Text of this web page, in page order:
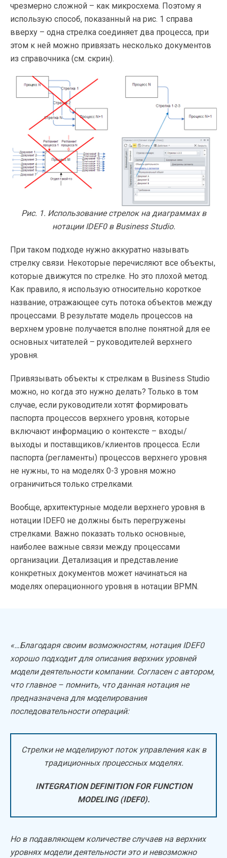
чрезмерно сложной – как микросхема. Поэтому я
использую способ, показанный на рис. 1 справа
вверху – одна стрелка соединяет два процесса, при
этом к ней можно привязать несколько документов
из справочника (см. скрин).
Рис. 1. Использование стрелок на диаграммах в
нотации IDEF0 в Business Studio.
При таком подходе нужно аккуратно называть
стрелку связи. Некоторые перечисляют все объекты,
которые движутся по стрелке. Но это плохой метод.
Как правило, я использую относительно короткое
название, отражающее суть потока объектов между
процессами. В результате модель процессов на
верхнем уровне получается вполне понятной для ее
основных читателей – руководителей верхнего
уровня.
Привязывать объекты к стрелкам в Business Studio
можно, но когда это нужно делать? Только в том
случае, если руководители хотят формировать
паспорта процессов верхнего уровня, которые
включают информацию о контексте – входы/
выходы и поставщиков/клиентов процесса. Если
паспорта (регламенты) процессов верхнего уровня
не нужны, то на моделях 0-3 уровня можно
ограничиться только стрелками.
Вообще, архитектурные модели верхнего уровня в
нотации IDEF0 не должны быть перегружены
стрелками. Важно показать только основные,
наиболее важные связи между процессами
организации. Детализация и представление
конкретных документов может начинаться на
моделях операционного уровня в нотации BPMN.
«…Благодаря своим возможностям, нотация IDEF0
хорошо подходит для описания верхних уровней
модели деятельности компании. Согласен с автором,
что главное – помнить, что данная нотация не
предназначена для моделирования
последовательности операций:
Стрелки не моделируют поток управления как в
традиционных процессных моделях.
INTEGRATION DEFINITION FOR FUNCTION
MODELING (IDEF0).
Но в подавляющем количестве случаев на верхних
уровнях модели деятельности это и невозможно